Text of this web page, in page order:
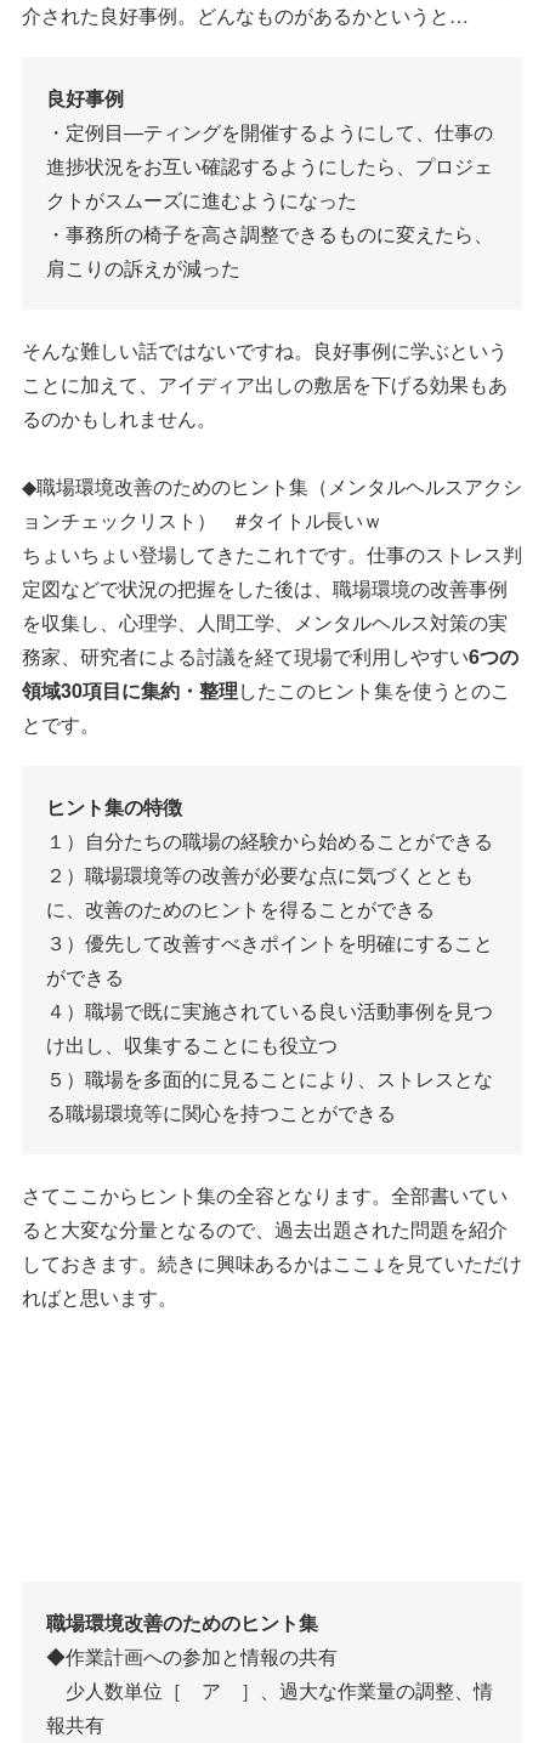
介された良好事例。どんなものがあるかというと…
良好事例
・定例目―ティングを開催するようにして、仕事の
進捗状況をお互い確認するようにしたら、プロジェ
クトがスムーズに進むようになった
・事務所の椅子を高さ調整できるものに変えたら、
肩こりの訴えが減った
そんな難しい話ではないですね。良好事例に学ぶという
ことに加えて、アイディア出しの敷居を下げる効果もあ
るのかもしれません。
◆職場環境改善のためのヒント集（メンタルヘルスアクシ
ョンチェックリスト） #タイトル長いｗ
ちょいちょい登場してきたこれ↑です。仕事のストレス判
定図などで状況の把握をした後は、職場環境の改善事例
を収集し、心理学、人間工学、メンタルヘルス対策の実
務家、研究者による討議を経て現場で利用しやすい6つの
領域30項目に集約・整理したこのヒント集を使うとのこ
とです。
ヒント集の特徴
１）自分たちの職場の経験から始めることができる
２）職場環境等の改善が必要な点に気づくととも
に、改善のためのヒントを得ることができる
３）優先して改善すべきポイントを明確にすること
ができる
４）職場で既に実施されている良い活動事例を見つ
け出し、収集することにも役立つ
５）職場を多面的に見ることにより、ストレスとな
る職場環境等に関心を持つことができる
さてここからヒント集の全容となります。全部書いてい
ると大変な分量となるので、過去出題された問題を紹介
しておきます。続きに興味あるかはここ↓を見ていただけ
ればと思います。
職場環境改善のためのヒント集
◆作業計画への参加と情報の共有
少人数単位［ ア ］、過大な作業量の調整、情
報共有